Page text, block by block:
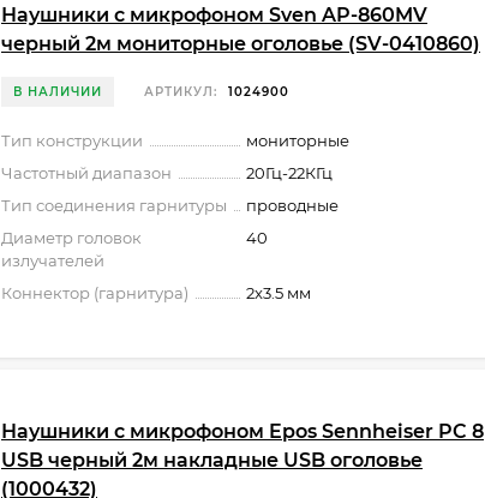
Наушники с микрофоном Sven AP-860MV
черный 2м мониторные оголовье (SV-0410860)
В НАЛИЧИИ АРТИКУЛ: 1024900
Тип конструкции
мониторные
Частотный диапазон
20Гц-22КГц
Тип соединения гарнитуры
проводные
Диаметр головок
излучателей
40
Коннектор (гарнитура) 2x3.5 мм
Наушники с микрофоном Epos Sennheiser PC 8
USB черный 2м накладные USB оголовье
(1000432)